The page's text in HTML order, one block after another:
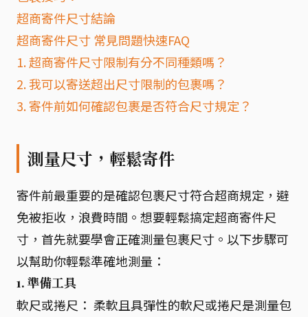
超商寄件尺寸結論
超商寄件尺寸 常見問題快速FAQ
1. 超商寄件尺寸限制有分不同種類嗎？
2. 我可以寄送超出尺寸限制的包裹嗎？
3. 寄件前如何確認包裹是否符合尺寸規定？
測量尺寸，輕鬆寄件
寄件前最重要的是確認包裹尺寸符合超商規定，避
免被拒收，浪費時間。想要輕鬆搞定超商寄件尺
寸，首先就要學會正確測量包裹尺寸。以下步驟可
以幫助你輕鬆準確地測量：
1. 準備工具
軟尺或捲尺： 柔軟且具彈性的軟尺或捲尺是測量包